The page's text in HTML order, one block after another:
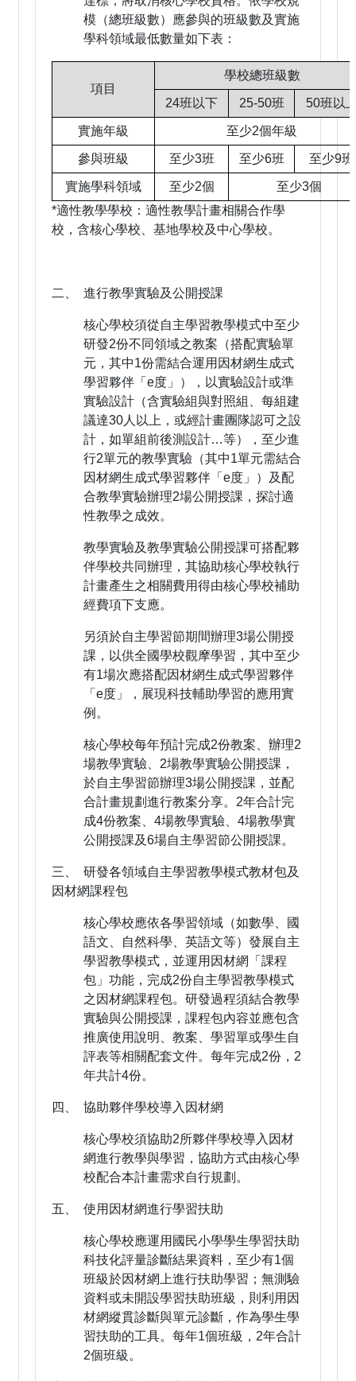
模（總班級數）應參與的班級數及實施
學科領域最低數量如下表：
項目
學校總班級數
24班以下 25-50班 50班以
實施年級 至少2個年級
參與班級 至少3班 至少6班 至少9班
實施學科領域 至少2個
至少3個
*適性教學學校：適性教學計畫相關合作學
校，含核心學校、基地學校及中心學校。
二、 進行教學實驗及公開授課
核心學校須從自主學習教學模式中至少
研發2份不同領域之教案（搭配實驗單
元，其中1份需結合運用因材網生成式
學習夥伴「e度」），以實驗設計或準
實驗設計（含實驗組與對照組、每組建
議達30人以上，或經計畫團隊認可之設
計，如單組前後測設計…等），至少進
行2單元的教學實驗（其中1單元需結合
因材網生成式學習夥伴「e度」）及配
合教學實驗辦理2場公開授課，探討適
性教學之成效。
教學實驗及教學實驗公開授課可搭配夥
伴學校共同辦理，其協助核心學校執行
計畫產生之相關費用得由核心學校補助
經費項下支應。
另須於自主學習節期間辦理3場公開授
課，以供全國學校觀摩學習，其中至少
有1場次應搭配因材網生成式學習夥伴
「e度」，展現科技輔助學習的應用實
例。
核心學校每年預計完成2份教案、辦理2
場教學實驗、2場教學實驗公開授課，
於自主學習節辦理3場公開授課，並配
合計畫規劃進行教案分享。2年合計完
成4份教案、4場教學實驗、4場教學實
公開授課及6場自主學習節公開授課。
三、 研發各領域自主學習教學模式教材包及
因材網課程包
核心學校應依各學習領域（如數學、國
語文、自然科學、英語文等）發展自主
學習教學模式，並運用因材網「課程
包」功能，完成2份自主學習教學模式
之因材網課程包。研發過程須結合教學
實驗與公開授課，課程包內容並應包含
推廣使用說明、教案、學習單或學生自
評表等相關配套文件。每年完成2份，2
年共計4份。
四、 協助夥伴學校導入因材網
核心學校須協助2所夥伴學校導入因材
網進行教學與學習，協助方式由核心學
校配合本計畫需求自行規劃。
五、 使用因材網進行學習扶助
核心學校應運用國民小學學生學習扶助
科技化評量診斷結果資料，至少有1個
班級於因材網上進行扶助學習；無測驗
資料或未開設學習扶助班級，則利用因
材網縱貫診斷與單元診斷，作為學生學
習扶助的工具。每年1個班級，2年合計
2個班級。